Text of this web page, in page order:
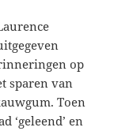
op
sparen van
Toen
‘geleend’ en